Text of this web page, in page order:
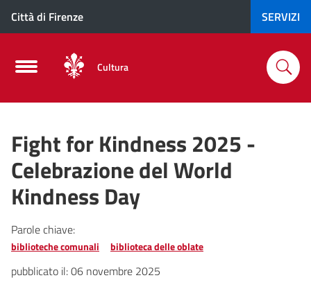
Città di Firenze SERVIZI
Cultura
Fight for Kindness 2025 -
Celebrazione del World
Kindness Day
Parole chiave:
biblioteche comunali biblioteca delle oblate
pubblicato il:06 novembre 2025